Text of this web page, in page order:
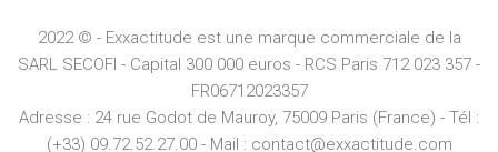
2022 © - Exxactitude est une marque commerciale de la
SARL SECOFI - Capital 300 000 euros - RCS Paris 712 023 357 -
FR06712023357
Adresse : 24 rue Godot de Mauroy, 75009 Paris (France) - Tél :
(+33) 09.72.52.27.00 - Mail : contact@exxactitude.com